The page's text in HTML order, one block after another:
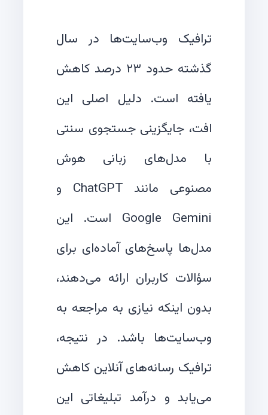
ترافیک وب‌سایت‌ها در سال
گذشته حدود ۲۳ درصد کاهش
یافته است. دلیل اصلی این
افت، جایگزینی جستجوی سنتی
با مدل‌های زبانی هوش
مصنوعی مانند ChatGPT و
Google Gemini است. این
مدل‌ها پاسخ‌های آماده‌ای برای
سؤالات کاربران ارائه می‌دهند،
بدون اینکه نیازی به مراجعه به
وب‌سایت‌ها باشد. در نتیجه،
ترافیک رسانه‌های آنلاین کاهش
می‌یابد و درآمد تبلیغاتی این